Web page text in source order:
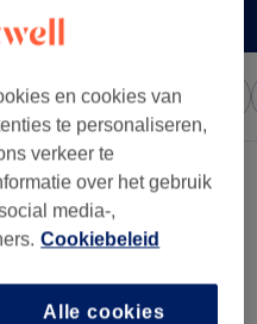
Expresaanbiedingen
buurt van Sint-Genesius-
en cookies van
te personaliseren,
verkeer te
over het gebruik
media-,
Cookiebeleid
Alle cookies